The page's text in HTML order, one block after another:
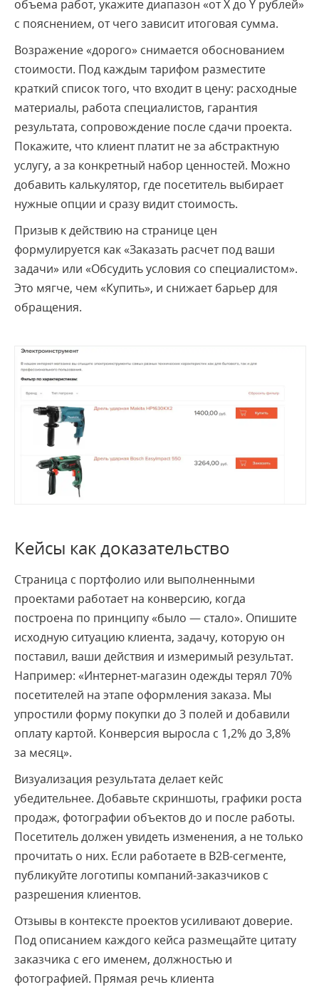
объема работ, укажите диапазон «от X до Y рублей»
с пояснением, от чего зависит итоговая сумма.
Возражение «дорого» снимается обоснованием
стоимости. Под каждым тарифом разместите
краткий список того, что входит в цену: расходные
материалы, работа специалистов, гарантия
результата, сопровождение после сдачи проекта.
Покажите, что клиент платит не за абстрактную
услугу, а за конкретный набор ценностей. Можно
добавить калькулятор, где посетитель выбирает
нужные опции и сразу видит стоимость.
Призыв к действию на странице цен
формулируется как «Заказать расчет под ваши
задачи» или «Обсудить условия со специалистом».
Это мягче, чем «Купить», и снижает барьер для
обращения.
Кейсы как доказательство
Страница с портфолио или выполненными
проектами работает на конверсию, когда
построена по принципу «было — стало». Опишите
исходную ситуацию клиента, задачу, которую он
поставил, ваши действия и измеримый результат.
Например: «Интернет-магазин одежды терял 70%
посетителей на этапе оформления заказа. Мы
упростили форму покупки до 3 полей и добавили
оплату картой. Конверсия выросла с 1,2% до 3,8%
за месяц».
Визуализация результата делает кейс
убедительнее. Добавьте скриншоты, графики роста
продаж, фотографии объектов до и после работы.
Посетитель должен увидеть изменения, а не только
прочитать о них. Если работаете в B2B-сегменте,
публикуйте логотипы компаний-заказчиков с
разрешения клиентов.
Отзывы в контексте проектов усиливают доверие.
Под описанием каждого кейса размещайте цитату
заказчика с его именем, должностью и
фотографией. Прямая речь клиента